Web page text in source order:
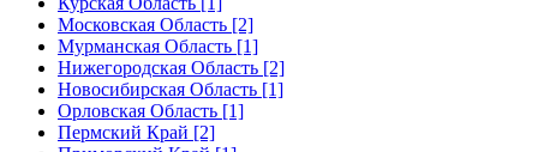
Московская Область [2]
Мурманская Область [1]
Нижегородская Область [2]
Новосибирская Область [1]
Орловская Область [1]
Пермский Край [2]